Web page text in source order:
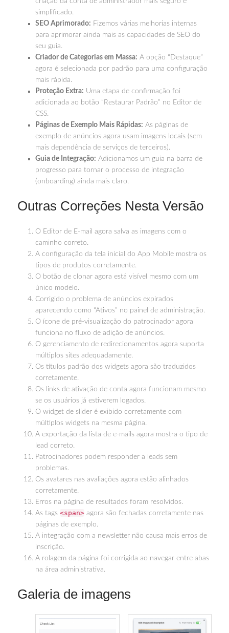
simplificado.
SEO Aprimorado: Fizemos várias melhorias internas
para aprimorar ainda mais as capacidades de SEO do
seu guia.
Criador de Categorias em Massa: A opção “Destaque”
agora é selecionada por padrão para uma configuração
mais rápida.
Proteção Extra: Uma etapa de confirmação foi
adicionada ao botão “Restaurar Padrão” no Editor de
CSS.
Páginas de Exemplo Mais Rápidas: As páginas de
exemplo de anúncios agora usam imagens locais (sem
mais dependência de serviços de terceiros).
Guia de Integração: Adicionamos um guia na barra de
progresso para tornar o processo de integração
(onboarding) ainda mais claro.
Outras Correções Nesta Versão
O Editor de E-mail agora salva as imagens com o
caminho correto.
A configuração da tela inicial do App Mobile mostra os
tipos de produtos corretamente.
O botão de clonar agora está visível mesmo com um
único modelo.
Corrigido o problema de anúncios expirados
aparecendo como “Ativos” no painel de administração.
O ícone de pré-visualização do patrocinador agora
funciona no fluxo de adição de anúncios.
O gerenciamento de redirecionamentos agora suporta
múltiplos sites adequadamente.
Os títulos padrão dos widgets agora são traduzidos
corretamente.
Os links de ativação de conta agora funcionam mesmo
se os usuários já estiverem logados.
O widget de slider é exibido corretamente com
múltiplos widgets na mesma página.
A exportação da lista de e-mails agora mostra o tipo de
lead correto.
Patrocinadores podem responder a leads sem
problemas.
Os avatares nas avaliações agora estão alinhados
corretamente.
Erros na página de resultados foram resolvidos.
As tags<span> agora são fechadas corretamente nas
páginas de exemplo.
A integração com a newsletter não causa mais erros de
inscrição.
A rolagem da página foi corrigida ao navegar entre abas
na área administrativa.
Galeria de imagens